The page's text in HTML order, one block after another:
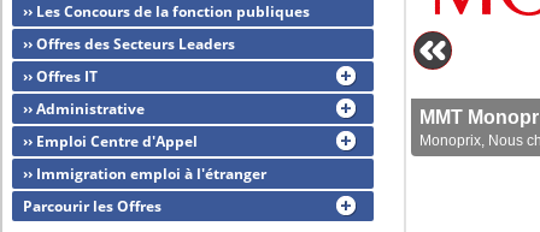
MMT
Monoprix, Nous
›› Les Concours de la fonction publiques
›› Offres des Secteurs Leaders
›› Offres IT
›› Administrative
›› Emploi Centre d'Appel
›› Immigration emploi à l'étranger
Parcourir les Offres